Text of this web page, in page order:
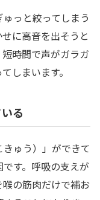
っと絞ってしまう
に高音を出そうと
時間で声がガラガ
しまいます。
る
ゅう）」ができて
す。呼吸の支えが
の筋肉だけで補お